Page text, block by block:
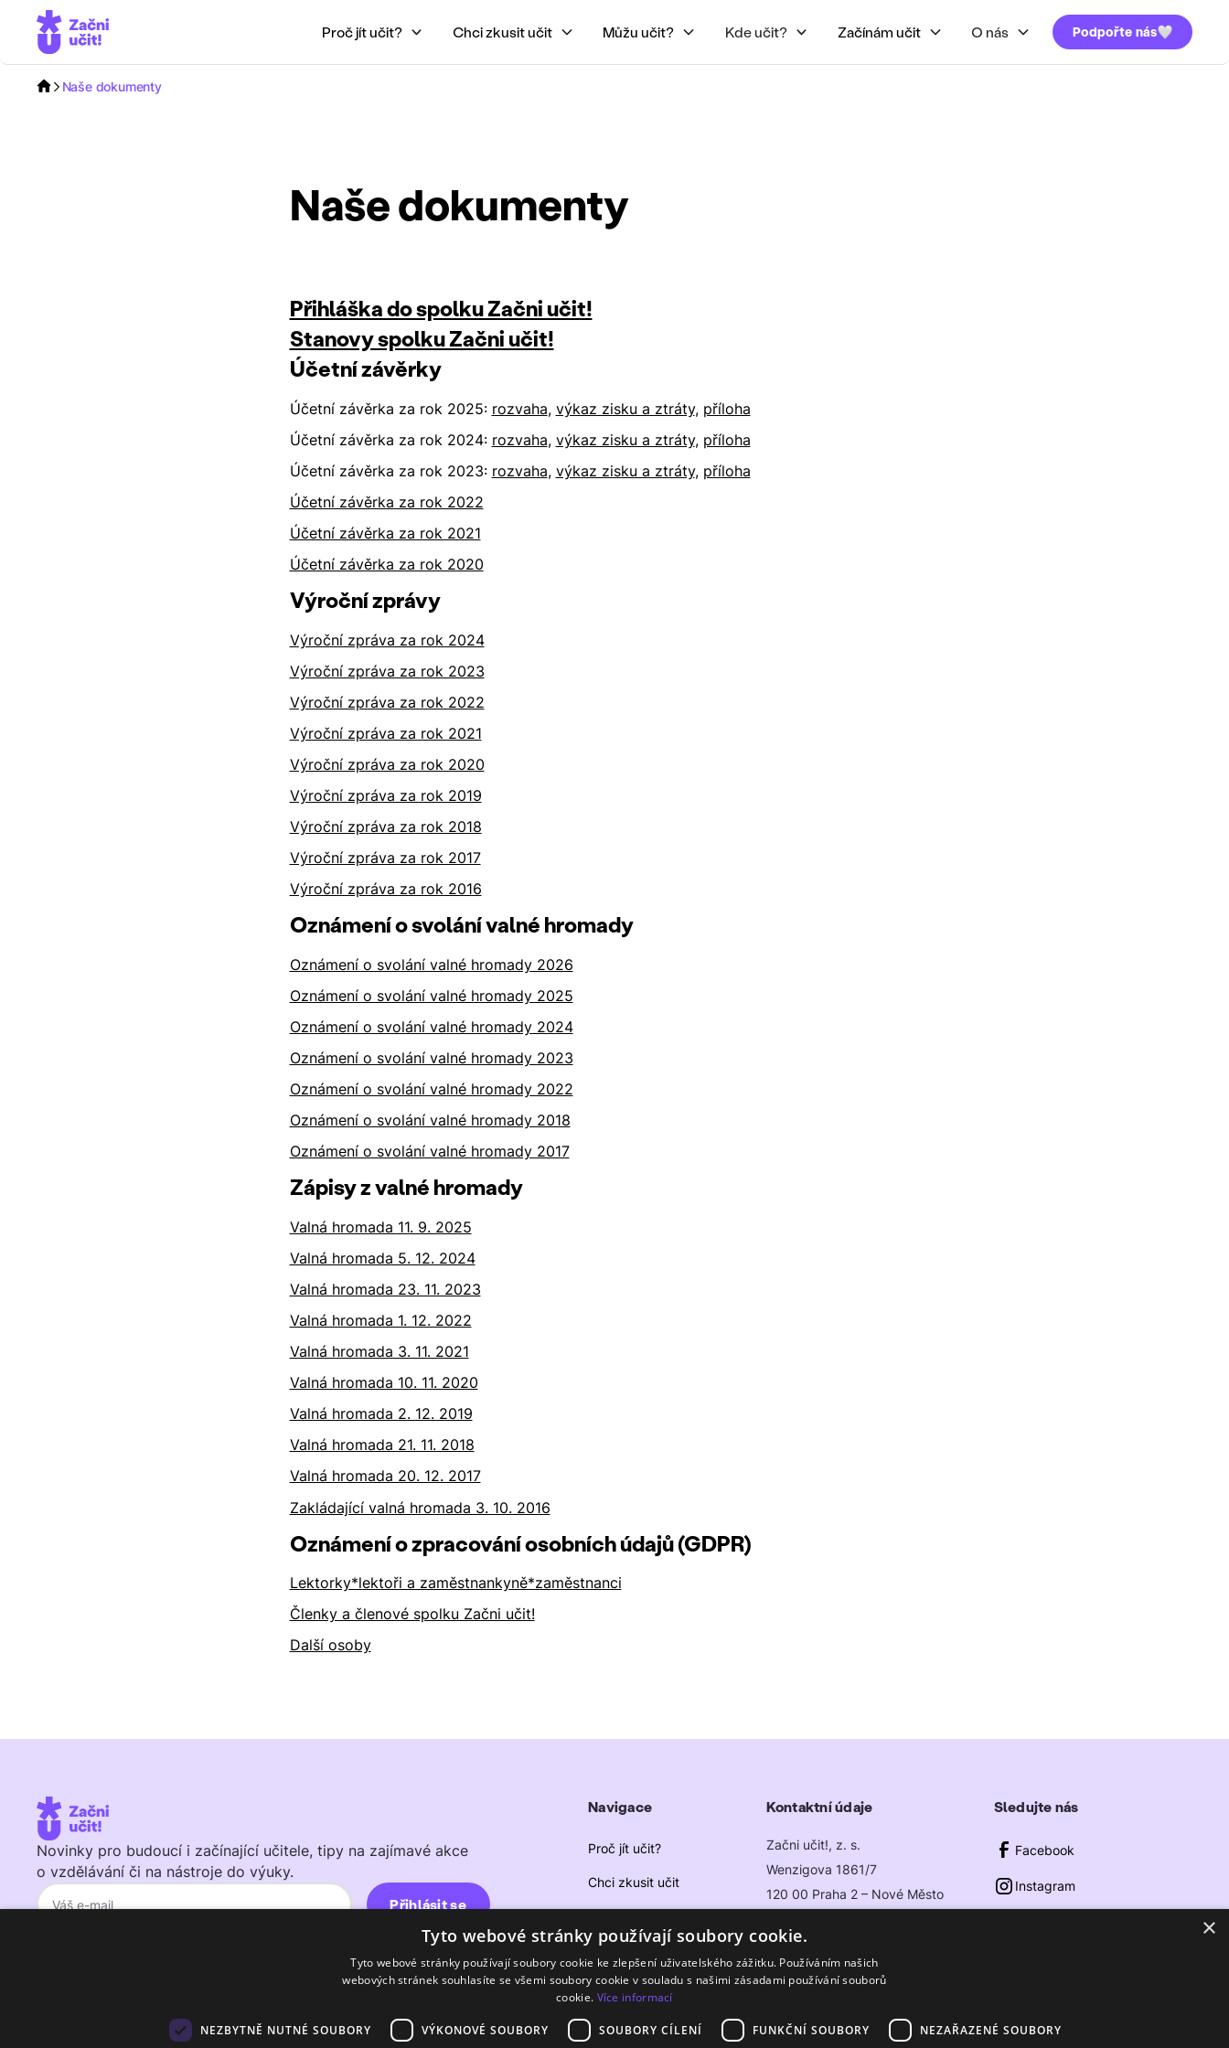
Proč jít učit? Chci zkusit učit Můžu učit? Kde učit? Začínám učit O nás Podpořte nás
Naše dokumenty
Naše dokumenty
Přihláška do spolku Začni učit!
Stanovy spolku Začni učit!
Účetní závěrky
Účetní závěrka za rok 2025: rozvaha, výkaz zisku a ztráty, příloha
Účetní závěrka za rok 2024: rozvaha, výkaz zisku a ztráty, příloha
Účetní závěrka za rok 2023: rozvaha, výkaz zisku a ztráty, příloha
Účetní závěrka za rok 2022
Účetní závěrka za rok 2021
Účetní závěrka za rok 2020
Výroční zprávy
Výroční zpráva za rok 2024
Výroční zpráva za rok 2023
Výroční zpráva za rok 2022
Výroční zpráva za rok 2021
Výroční zpráva za rok 2020
Výroční zpráva za rok 2019
Výroční zpráva za rok 2018
Výroční zpráva za rok 2017
Výroční zpráva za rok 2016
Oznámení o svolání valné hromady
Oznámení o svolání valné hromady 2026
Oznámení o svolání valné hromady 2025
Oznámení o svolání valné hromady 2024
Oznámení o svolání valné hromady 2023
Oznámení o svolání valné hromady 2022
Oznámení o svolání valné hromady 2018
Oznámení o svolání valné hromady 2017
Zápisy z valné hromady
Valná hromada 11. 9. 2025
Valná hromada 5. 12. 2024
Valná hromada 23. 11. 2023
Valná hromada 1. 12. 2022
Valná hromada 3. 11. 2021
Valná hromada 10. 11. 2020
Valná hromada 2. 12. 2019
Valná hromada 21. 11. 2018
Valná hromada 20. 12. 2017
Zakládající valná hromada 3. 10. 2016
Oznámení o zpracování osobních údajů (GDPR)
Lektorky*lektoři a zaměstnankyně*zaměstnanci
Členky a členové spolku Začni učit!
Další osoby
Novinky pro budoucí i začínající učitele, tipy na zajímavé akce
o vzdělávání či na nástroje do výuky.
Navigace
Proč jít učit?
Chci zkusit učit
Začínám učit
Pro zřizovatele škol
Kontaktní údaje
Začni učit!, z. s.
Wenzigova 1861/7
120 00 Praha 2 – Nové Město
Sledujte nás
Facebook
Instagram
×
Tyto webové stránky používají soubory cookie.
Tyto webové stránky používají soubory cookie ke zlepšení uživatelského zážitku. Používáním našich
webových stránek souhlasíte se všemi soubory cookie v souladu s našimi zásadami používání souborů
cookie. Více informací
NEZBYTNĚ NUTNÉ SOUBORY VÝKONOVÉ SOUBORY SOUBORY CÍLENÍ FUNKČNÍ SOUBORY NEZAŘAZENÉ SOUBORY